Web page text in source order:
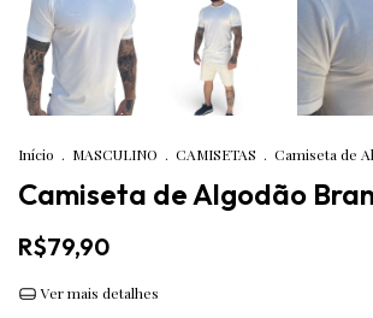
Início . MASCULINO . CAMISETAS . Camiseta de
Camiseta de Algodão
R$79,90
Ver mais detalhes